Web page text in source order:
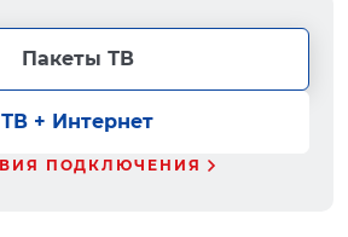
Пакеты ТВ
ТВ + Интернет
ПОДКЛЮЧЕНИЯ